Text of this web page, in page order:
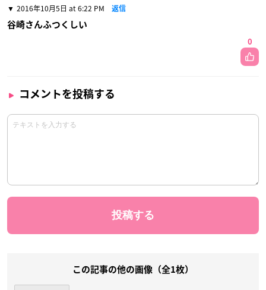
2016年10月5日 at 6:22 PM 返信
谷崎さんふつくしい
0
コメントを投稿する
この記事の他の画像（全1枚）